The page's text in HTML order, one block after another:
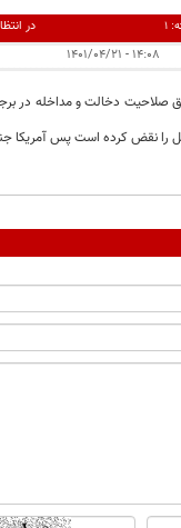
۱ در
۱۴:۰۸ - ۱۴۰۱/۰۴/۲۱
را نقض کرده است پس آمریکا